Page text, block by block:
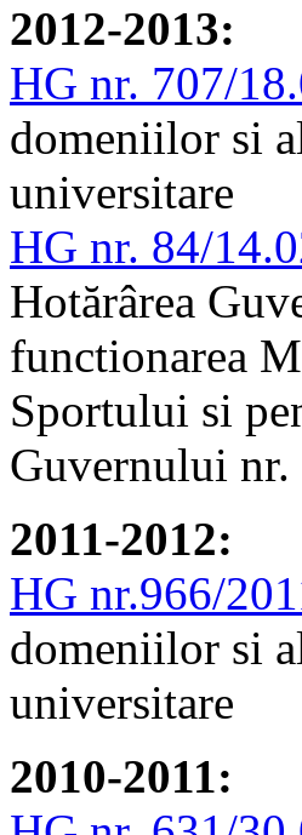
2012-2013:
HG nr. 707/
domeniilor si
universitare
HG nr. 84/
Hotărârea
functionarea
Sportului si
Guvernului nr.
2011-2012:
HG nr.966/
domeniilor si
universitare
2010-2011: